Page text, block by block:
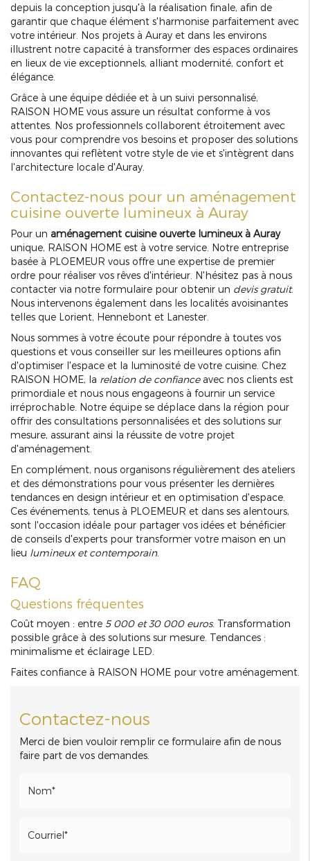
depuis la conception jusqu'à la réalisation finale, afin de
garantir que chaque élément s'harmonise parfaitement avec
votre intérieur. Nos projets à Auray et dans les environs
illustrent notre capacité à transformer des espaces ordinaires
en lieux de vie exceptionnels, alliant modernité, confort et
élégance.
Grâce à une équipe dédiée et à un suivi personnalisé,
RAISON HOME vous assure un résultat conforme à vos
attentes. Nos professionnels collaborent étroitement avec
vous pour comprendre vos besoins et proposer des solutions
innovantes qui reflètent votre style de vie et s'intègrent dans
l'architecture locale d'Auray.
Contactez-nous pour un aménagement
cuisine ouverte lumineux à Auray
Pour un aménagement cuisine ouverte lumineux à Auray
unique, RAISON HOME est à votre service. Notre entreprise
basée à PLOEMEUR vous offre une expertise de premier
ordre pour réaliser vos rêves d'intérieur. N'hésitez pas à nous
contacter via notre formulaire pour obtenir un devis gratuit.
Nous intervenons également dans les localités avoisinantes
telles que Lorient, Hennebont et Lanester.
Nous sommes à votre écoute pour répondre à toutes vos
questions et vous conseiller sur les meilleures options afin
d'optimiser l'espace et la luminosité de votre cuisine. Chez
RAISON HOME, la relation de confianceavec nos clients est
primordiale et nous nous engageons à fournir un service
irréprochable. Notre équipe se déplace dans la région pour
offrir des consultations personnalisées et des solutions sur
mesure, assurant ainsi la réussite de votre projet
d'aménagement.
En complément, nous organisons régulièrement des ateliers
et des démonstrations pour vous présenter les dernières
tendances en design intérieur et en optimisation d'espace.
Ces événements, tenus à PLOEMEUR et dans ses alentours,
sont l'occasion idéale pour partager vos idées et bénéficier
de conseils d'experts pour transformer votre maison en un
lieu lumineux et contemporain.
FAQ
Questions fréquentes
Coût moyen : entre 5 000 et 30 000 euros. Transformation
possible grâce à des solutions sur mesure. Tendances :
minimalisme et éclairage LED.
Faites confiance à RAISON HOME pour votre aménagement.
Contactez-nous
Merci de bien vouloir remplir ce formulaire afin de nous
faire part de vos demandes.